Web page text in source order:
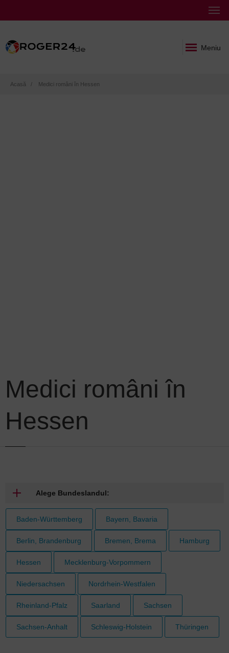
Meniu
Breadcrumb
Acasă Medici români în Hessen
Medici români în
Hessen
Alege Bundeslandul:
Baden-Württemberg Bayern, Bavaria
Berlin, Brandenburg Bremen, Brema Hamburg
Hessen Mecklenburg-Vorpommern
Niedersachsen Nordrhein-Westfalen
Rheinland-Pfalz Saarland Sachsen
Sachsen-Anhalt Schleswig-Holstein Thüringen